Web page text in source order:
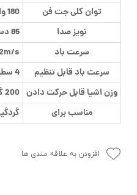
توان کلی جت فن
180 وات
نویز صدا
85 دسی بل
سرعت باد
s
سرعت باد قابل تنظیم
4 سطح و حالت توربو
وزن اشیا قابل حرکت دادن 200 گرم
مناسب برای
افزودن به علاقه مندی ها